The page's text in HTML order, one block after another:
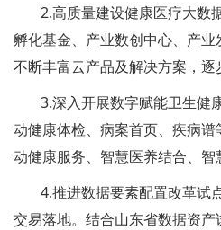
2.高质量建设健康医疗大数
孵化基金、产业数创中心、产
不断丰富云产品及解决方案，
3.深入开展数字赋能卫生健
动健康体检、病案首页、疾病
动健康服务、智慧医养结合、
4.推进数据要素配置改革试
交易落地。结合山东省数据资